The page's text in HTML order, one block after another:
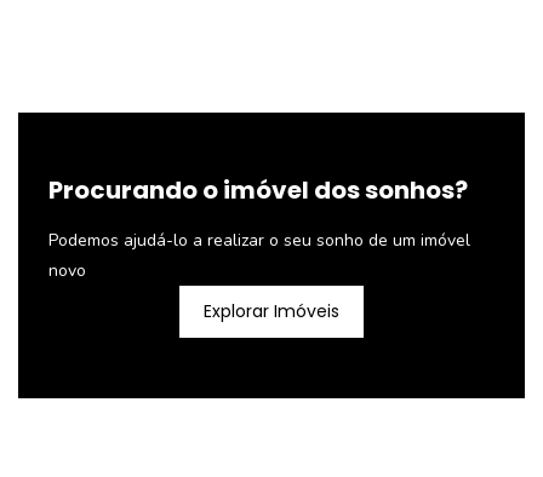
Procurando o imóvel dos sonhos?
Podemos ajudá-lo a realizar o seu sonho de um imóvel
novo
Explorar Imóveis